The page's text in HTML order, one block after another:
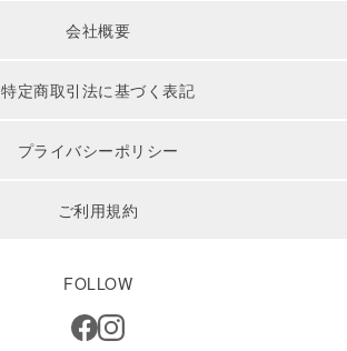
会社概要
特定商取引法に基づく表記
プライバシーポリシー
ご利用規約
FOLLOW